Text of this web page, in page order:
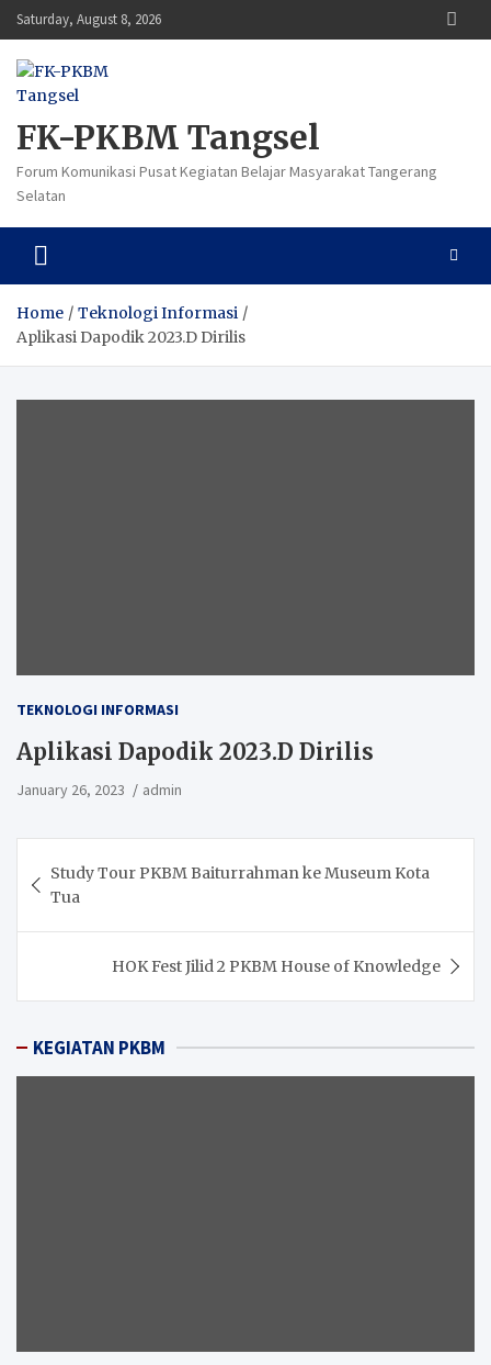
Skip
to
content
Saturday, August 8, 2026
FK-PKBM Tangsel
Forum Komunikasi Pusat Kegiatan Belajar Masyarakat Tangerang
Selatan
Home
Teknologi Informasi
Aplikasi Dapodik 2023.D Dirilis
TEKNOLOGI INFORMASI
Aplikasi Dapodik 2023.D Dirilis
January 26, 2023 admin
navigation
Study Tour PKBM Baiturrahman ke Museum Kota
Tua
HOK Fest Jilid 2 PKBM House of Knowledge
KEGIATAN PKBM